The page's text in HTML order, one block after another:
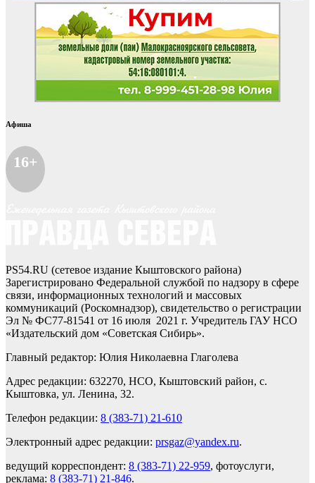
Афиша
16+
PS54.RU (сетевое издание Кыштовского района)
Зарегистрировано Федеральной службой по надзору в сфере
связи, информационных технологий и массовых
коммуникаций (Роскомнадзор), свидетельство о регистрации
Эл № ФС77-81541 от 16 июля 2021 г. Учредитель ГАУ НСО
«Издательский дом «Советская Сибирь».
Главный редактор: Юлия Николаевна Глаголева
Адрес редакции: 632270, НСО, Кыштовский район, с.
Кыштовка, ул. Ленина, 32.
Телефон редакции: 8 (383-71) 21-610
Электронный адрес редакции: prsgaz@yandex.ru.
ведущий корреспондент: 8 (383-71) 22-959, фотоуслуги,
реклама: 8 (383-71) 21-846.